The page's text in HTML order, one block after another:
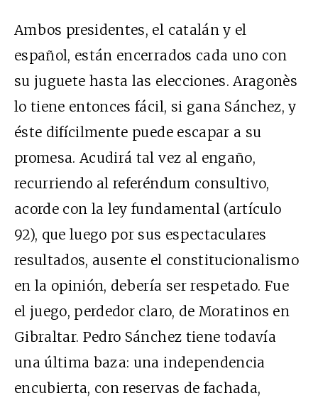
Ambos presidentes, el catalán y el
español, están encerrados cada uno con
su juguete hasta las elecciones. Aragonès
lo tiene entonces fácil, si gana Sánchez, y
éste difícilmente puede escapar a su
promesa. Acudirá tal vez al engaño,
recurriendo al referéndum consultivo,
acorde con la ley fundamental (artículo
92), que luego por sus espectaculares
resultados, ausente el constitucionalismo
en la opinión, debería ser respetado. Fue
el juego, perdedor claro, de Moratinos en
Gibraltar. Pedro Sánchez tiene todavía
una última baza: una independencia
encubierta, con reservas de fachada,